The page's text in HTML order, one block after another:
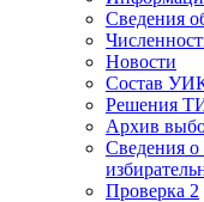
Сведения
Новости
Состав
Решения
Архив
Сведения о
Проверка 2